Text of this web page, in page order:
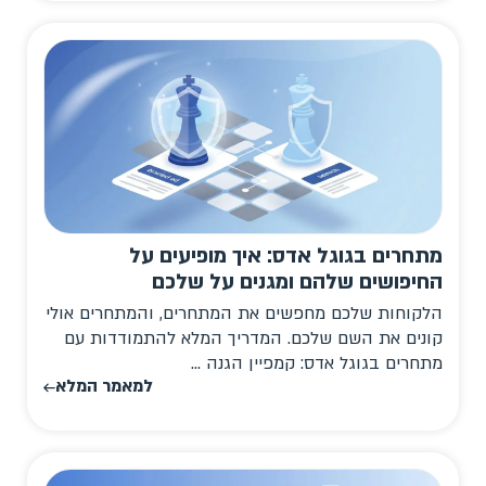
מתחרים בגוגל אדס: איך מופיעים על
החיפושים שלהם ומגנים על שלכם
הלקוחות שלכם מחפשים את המתחרים, והמתחרים אולי
קונים את השם שלכם. המדריך המלא להתמודדות עם
מתחרים בגוגל אדס: קמפיין הגנה ...
למאמר המלא